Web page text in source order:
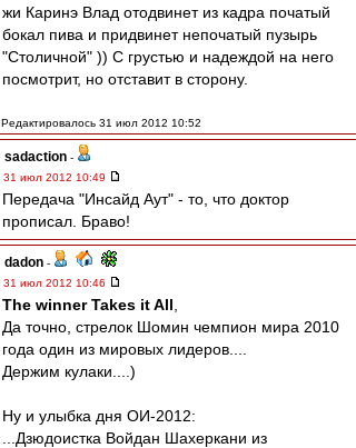
жи Каринэ Влад отодвинет из кадра початый
бокал пива и придвинет непочатый пузырь
"Столичной" )) С грустью и надеждой на него
посмотрит, но отставит в сторону.
Редактировалось 31 июл 2012 10:52
sadaction -
31 июл 2012 10:49
Передача "Инсайд Аут" - то, что доктор
прописал. Браво!
dadon -
31 июл 2012 10:46
The winner Takes it All
Да точно, стрелок Шомин чемпион мира 2010
года один из мировых лидеров....
Держим кулаки....)
Ну и улыбка дня ОИ-2012:
...Дзюдоистка Войдан Шахеркани из